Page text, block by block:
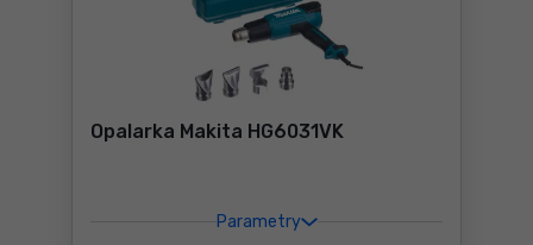
Opalarka Makita HG6031VK
Parametry